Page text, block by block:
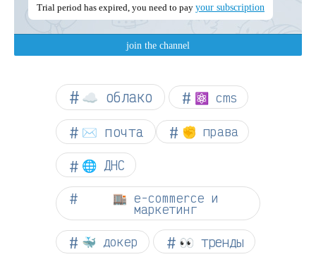
☁︎ облако ⚛ cms
✉️ почта ✊ права
🌐 ДНС
🏬 e-commerce и
маркетинг
🐳 докер 👀 тренды